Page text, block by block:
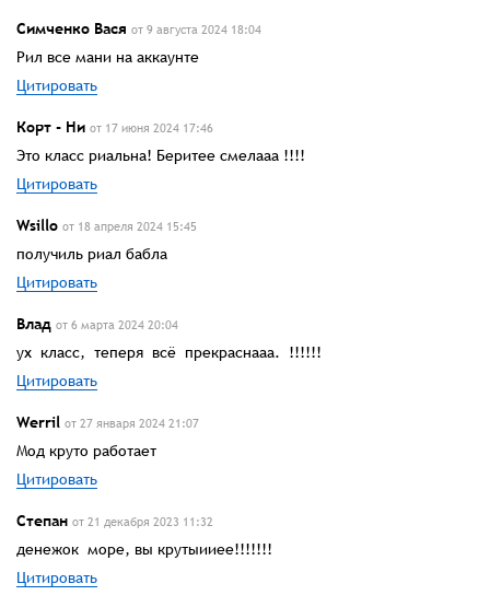
Симченко Вася от 9 августа 2024 18:04
Рил все мани на аккаунте
Цитировать
Корт - Ни от 17 июня 2024 17:46
Это класс риальна! Беритее смелааа !!!!
Цитировать
Wsillo от 18 апреля 2024 15:45
получиль риал бабла
Цитировать
Влад от 6 марта 2024 20:04
ух класс, теперя всё прекраснааа. !!!!!!
Цитировать
Werril от 27 января 2024 21:07
Мод круто работает
Цитировать
Степан от 21 декабря 2023 11:32
денежок море, вы крутыииее!!!!!!!
Цитировать